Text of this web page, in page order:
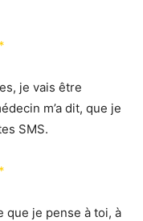
je vais être
m’a dit, que je
SMS.
je pense à toi, à